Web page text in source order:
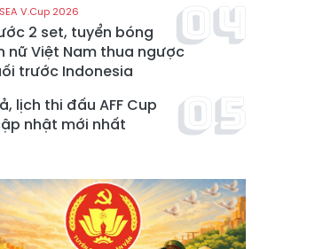
V.Cup 2026
2 set, tuyển bóng
nữ Việt Nam thua ngược
trước Indonesia
lịch thi đấu AFF Cup
nhật mới nhất